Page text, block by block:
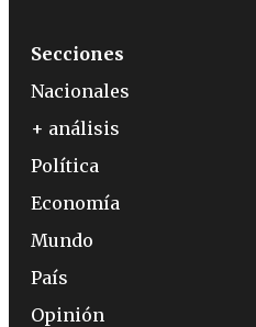
Secciones
Nacionales
+ análisis
Política
Economía
Mundo
País
Opinión